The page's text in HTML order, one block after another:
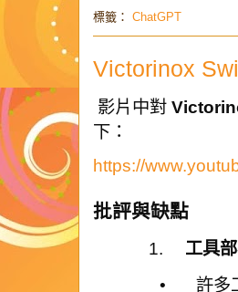
標籤： ChatGPT
Victorinox
影片中對
下：
https://
批評與缺點
1.
工具
•
許多